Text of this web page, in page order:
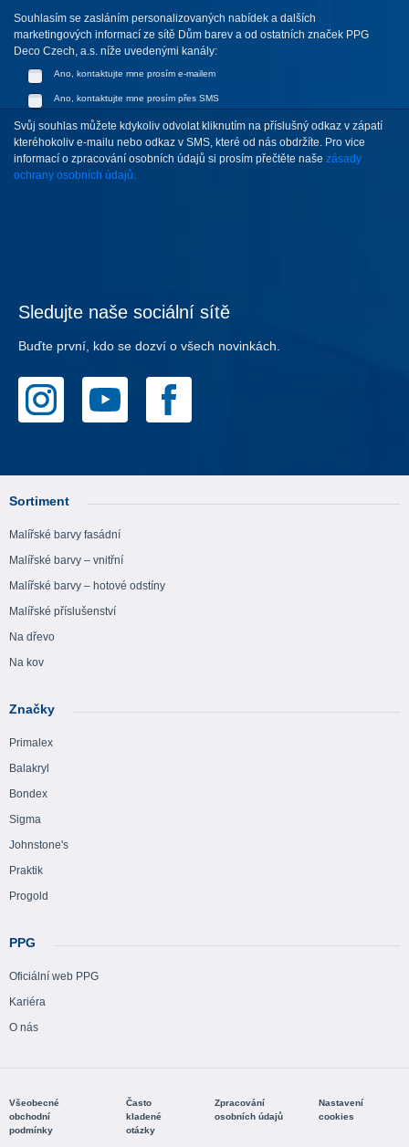
Souhlasím se zasláním personalizovaných nabídek a dalších
marketingových informací ze sítě Dům barev a od ostatních značek PPG
Deco Czech, a.s. níže uvedenými kanály:
Ano, kontaktujte mne prosím e-mailem
Ano, kontaktujte mne prosím přes SMS
Svůj souhlas můžete kdykoliv odvolat kliknutím na příslušný odkaz v zápatí
kteréhokoliv e-mailu nebo odkaz v SMS, které od nás obdržíte. Pro vice
informací o zpracování osobních údajů si prosím přečtěte naše zásady
ochrany osobních údajů.
Sledujte naše sociální sítě
Buďte první, kdo se dozví o všech novinkách.
Sortiment
Malířské barvy fasádní
Malířské barvy – vnitřní
Malířské barvy – hotové odstíny
Malířské příslušenství
Na dřevo
Na kov
Značky
Primalex
Balakryl
Bondex
Sigma
Johnstone's
Praktik
Progold
PPG
Oficiální web PPG
Kariéra
O nás
Všeobecné
obchodní
podmínky
Často
kladené
otázky
Zpracování
osobních údajů
Nastavení
cookies